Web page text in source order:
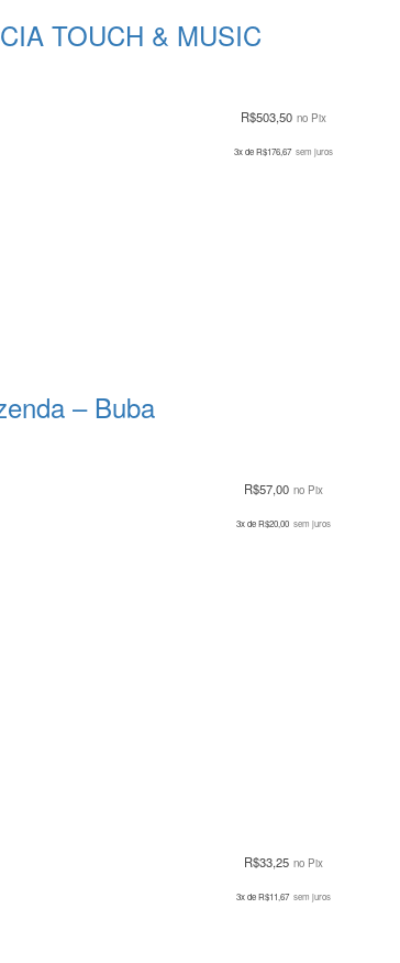
TOUCH & MUSIC
R$503,50 no Pix
3x deR$176,67 sem juros
– Buba
R$57,00 no Pix
3x deR$20,00 sem juros
R$33,25 no Pix
3x deR$11,67 sem juros